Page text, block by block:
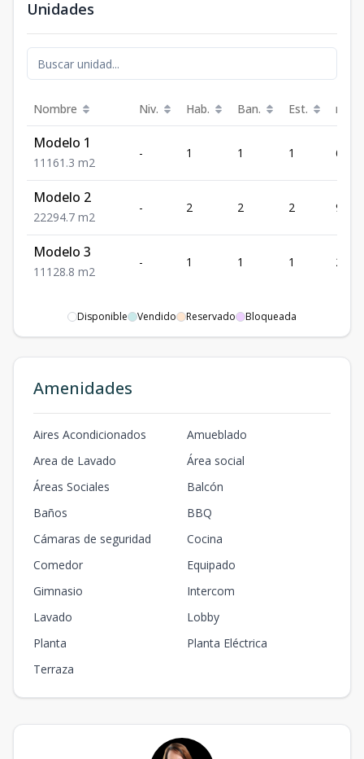
Unidades
Nombre Niv. Hab. Ban. Est. m²
Modelo 1
1 1 1 61.3 m2
- 1 1 1 61.3
Modelo 2
22294.7 m2
- 2 2 2 94.7
Modelo 3
1 1 1 28.8 m2
- 1 1 1 28.8
Disponible Vendido Reservado Bloqueada
Amenidades
Aires Acondicionados
Amueblado
Area de Lavado
Área social
Áreas Sociales
Balcón
Baños
BBQ
Cámaras de seguridad
Cocina
Comedor
Equipado
Gimnasio
Intercom
Lavado
Lobby
Planta
Planta Eléctrica
Terraza